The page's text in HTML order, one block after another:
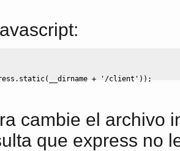
:
static( __dirname + '/client' ) ) ;
cambie el archivo
que express no